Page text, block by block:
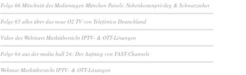
Folge 66 Mitschnitt des Medientagen München Panels: Nebenkostenprivileg & Schwarzseher
Folge 65 alles über das neue O2 TV von Telefónica Deutschland
Video des Webinars Marktübersicht IPTV- & OTT-Lösungen
Folge 64 aus der media hall 24: Der Aufstieg von FAST-Channels
Webinar Marktübersicht IPTV- & OTT-Lösungen